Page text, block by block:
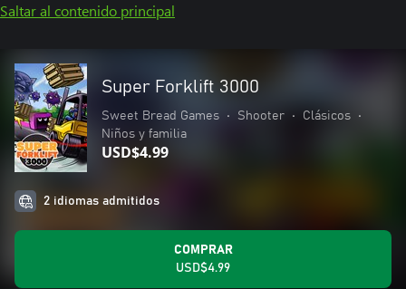
Saltar al contenido principal
Super Forklift 3000
Sweet Bread Games • Shooter • Clásicos
•
Niños y familia
USD$4.99
2 idiomas admitidos
COMPRAR
USD$4.99